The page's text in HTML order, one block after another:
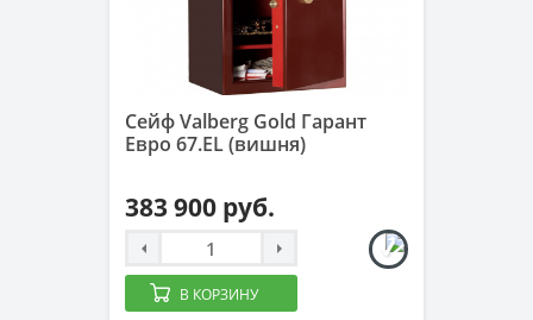
Сейф Valberg Gold Гарант
Евро 67.EL (вишня)
383 900 руб.
В КОРЗИНУ